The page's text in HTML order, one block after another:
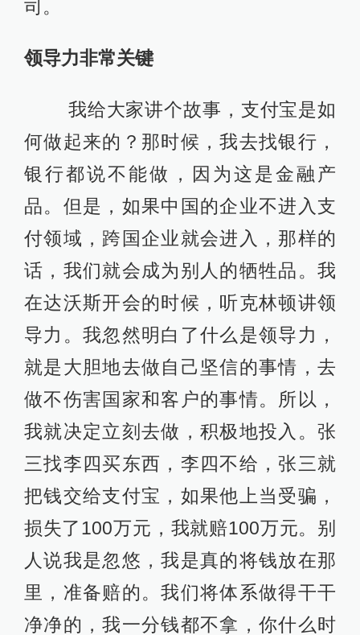
司。
领导力非常关键
我给大家讲个故事，支付宝是如
何做起来的？那时候，我去找银行，
银行都说不能做，因为这是金融产
品。但是，如果中国的企业不进入支
付领域，跨国企业就会进入，那样的
话，我们就会成为别人的牺牲品。我
在达沃斯开会的时候，听克林顿讲领
导力。我忽然明白了什么是领导力，
就是大胆地去做自己坚信的事情，去
做不伤害国家和客户的事情。所以，
我就决定立刻去做，积极地投入。张
三找李四买东西，李四不给，张三就
把钱交给支付宝，如果他上当受骗，
损失了100万元，我就赔100万元。别
人说我是忽悠，我是真的将钱放在那
里，准备赔的。我们将体系做得干干
净净的，我一分钱都不拿，你什么时